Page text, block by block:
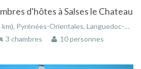
d'hôtes à Salses le Chateau
Orientales, Languedoc-Roussillon, Occitanie, France
3 chambres 10 personnes